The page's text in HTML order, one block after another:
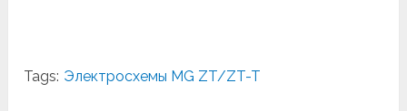
Tags: Электросхемы MG ZT/ZT-T